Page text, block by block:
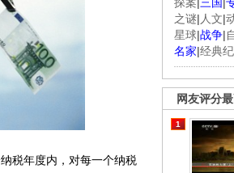
之谜| 人文|
星球|战争|
名家|经典
网友评分
1
税年度内，对每一个纳税